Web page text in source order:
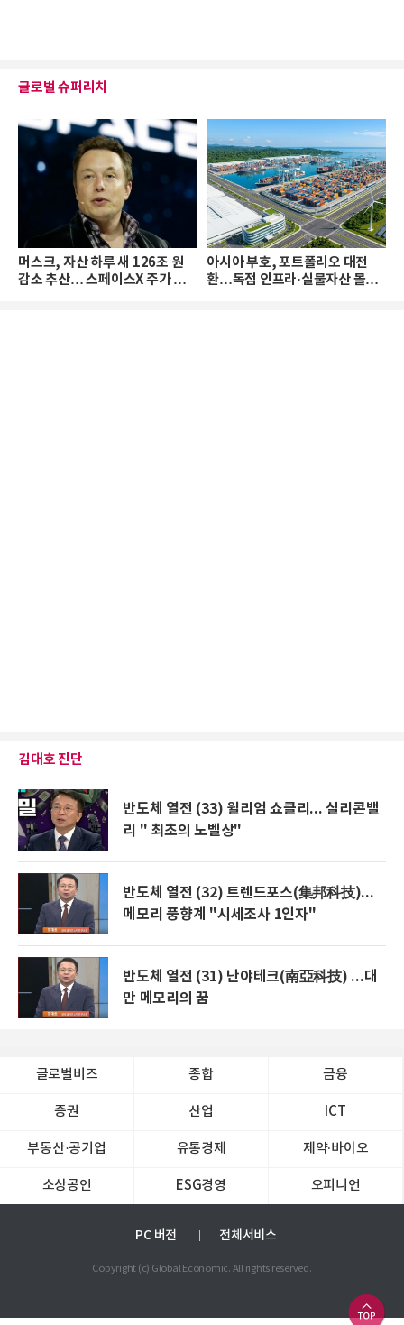
글로벌 슈퍼리치
머스크, 자산 하루 새 126조 원
감소 추산… 스페이스X 주가 하
아시아 부호, 포트폴리오 대전
환…독점 인프라·실물자산 몰린
김대호 진단
반도체 열전 (33) 윌리엄 쇼클리... 실리콘밸
리 " 최초의 노벨상"
반도체 열전 (32) 트렌드포스(集邦科技)...
메모리 풍향계 "시세조사 1인자"
반도체 열전 (31) 난야테크(南亞科技) ...대
만 메모리의 꿈
글로벌비즈 종합 금융
증권 산업 ICT
부동산·공기업 유통경제 제약∙바이오
소상공인 ESG경영 오피니언
PC 버전 전체서비스
Copyright (c) Global Economic. All rights reserved.